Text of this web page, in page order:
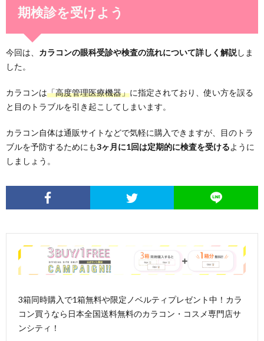
期検診を受けよう
今回は、 カラコンの眼科受診や検査の流れについて詳しく解説しま
した。
カラコンは「高度管理医療機器」に指定されており、使い方を誤る
と目のトラブルを引き起こしてしまいます。
カラコン自体は通販サイトなどで気軽に購入できますが、目のトラ
ブルを予防するためにも3ヶ月に1回は定期的に検査を受けるように
しましょう。
3箱同時購入で1箱無料や限定ノベルティプレゼント中！カラ
コン買うなら日本全国送料無料のカラコン・コスメ専門店サ
ンシティ！